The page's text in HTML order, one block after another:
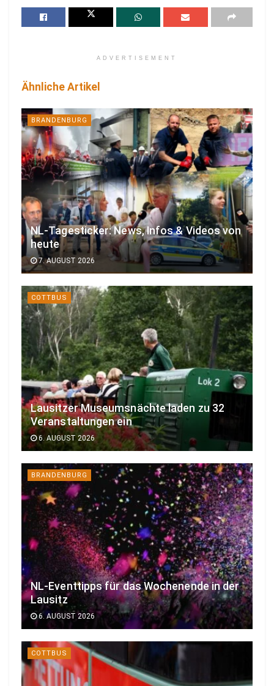
ADVERTISEMENT
Ähnliche Artikel
BRANDENBURG
NL-Tagesticker: News, Infos & Videos von
heute
7. AUGUST 2026
COTTBUS
Lausitzer Museumsnächte laden zu 32
Veranstaltungen ein
6. AUGUST 2026
BRANDENBURG
NL-Eventtipps für das Wochenende in der
Lausitz
6. AUGUST 2026
COTTBUS